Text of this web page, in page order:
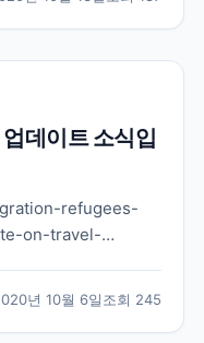
바는 없지만 캐나
생들을 슬슬 받으려
데이트 소식입
refugees-
on-travel-
년 10월 6일조회 245